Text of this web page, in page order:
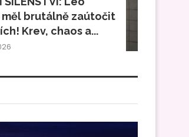
měl brutálně zaútočit
Krev, chaos a...